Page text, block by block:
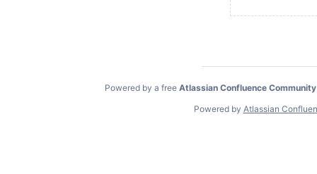
Powered by a free Atlassian Confluence
Powered by Atlassian